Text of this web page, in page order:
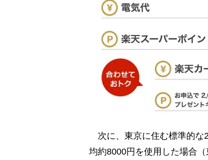
次に、東京に住む標準的な
均約8000円を使用した場合